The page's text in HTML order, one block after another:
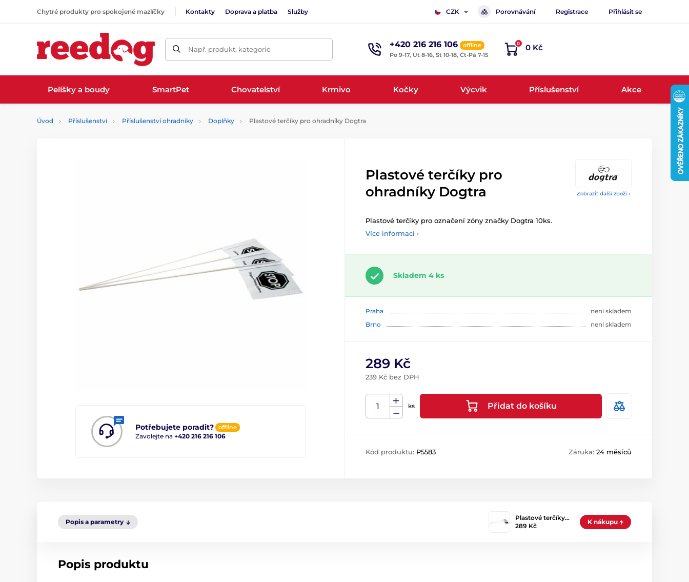
Chytré produkty pro spokojené mazlíčky Kontakty Doprava a platba Služby CZK Porovnávání Registrace Přihlásit se
Např. produkt, kategorie +420 216 216 106
offline
Po 9-17, Út 8-16, St 10-18, Čt-Pá 7-15
0 0 Kč
Pelíšky a boudy SmartPet Chovatelství Krmivo Kočky Výcvik Příslušenství Akce
Úvod Příslušenství Příslušenství ohradníky Doplňky Plastové terčíky pro ohradníky Dogtra
Zobrazit další zboží ›
Potřebujete poradit? offline
Zavolejte na +420 216 216 106
Plastové terčíky pro
ohradníky Dogtra
Plastové terčíky pro označení zóny značky Dogtra 10ks.
Více informací ›
Skladem 4 ks
Praha
není skladem
Brno
není skladem
289 Kč
239 Kč bez DPH
ks Přidat do košíku
Kód produktu: P5583 Záruka: 24 měsíců
Popis a parametry
Plastové terčíky…
289 Kč
K nákupu
Popis produktu